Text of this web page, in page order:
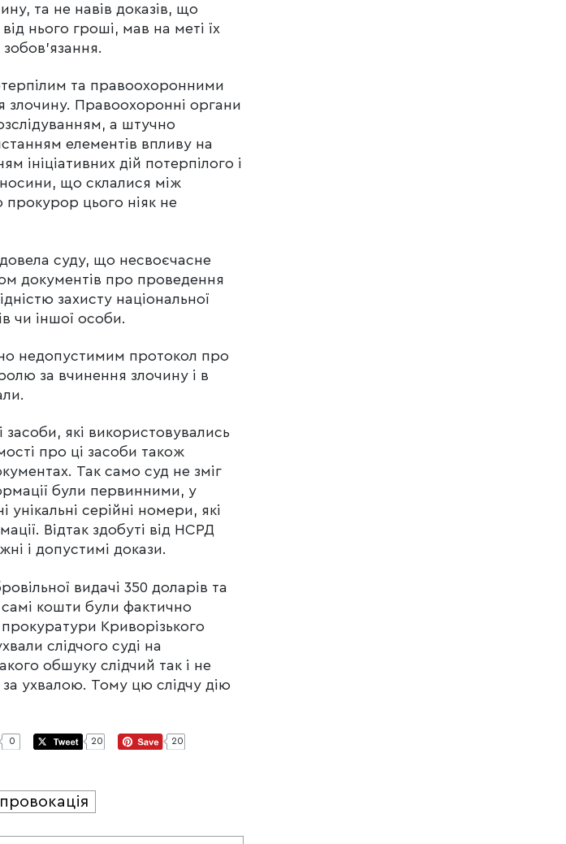
та не навів доказів, що
нього гроші, мав на меті їх
та правоохоронними
злочину. Правоохоронні органи
а штучно
елементів впливу на
ініціативних дій потерпілого і
що склалися між
цього ніяк не
суду, що несвоєчасне
документів про проведення
захисту національної
чи іншої особи.
недопустимим протокол про
за вчинення злочину і в
засоби, які використовувались
про ці засоби також
Так само суд не зміг
були первинними, у
унікальні серійні номери, які
Відтак здобуті від НСРД
і допустимі докази.
видачі 350 доларів та
кошти були фактично
прокуратури Криворізького
слідчого суді на
обшуку слідчий так і не
за ухвалою. Тому цю слідчу дію
0 20 20
провокація